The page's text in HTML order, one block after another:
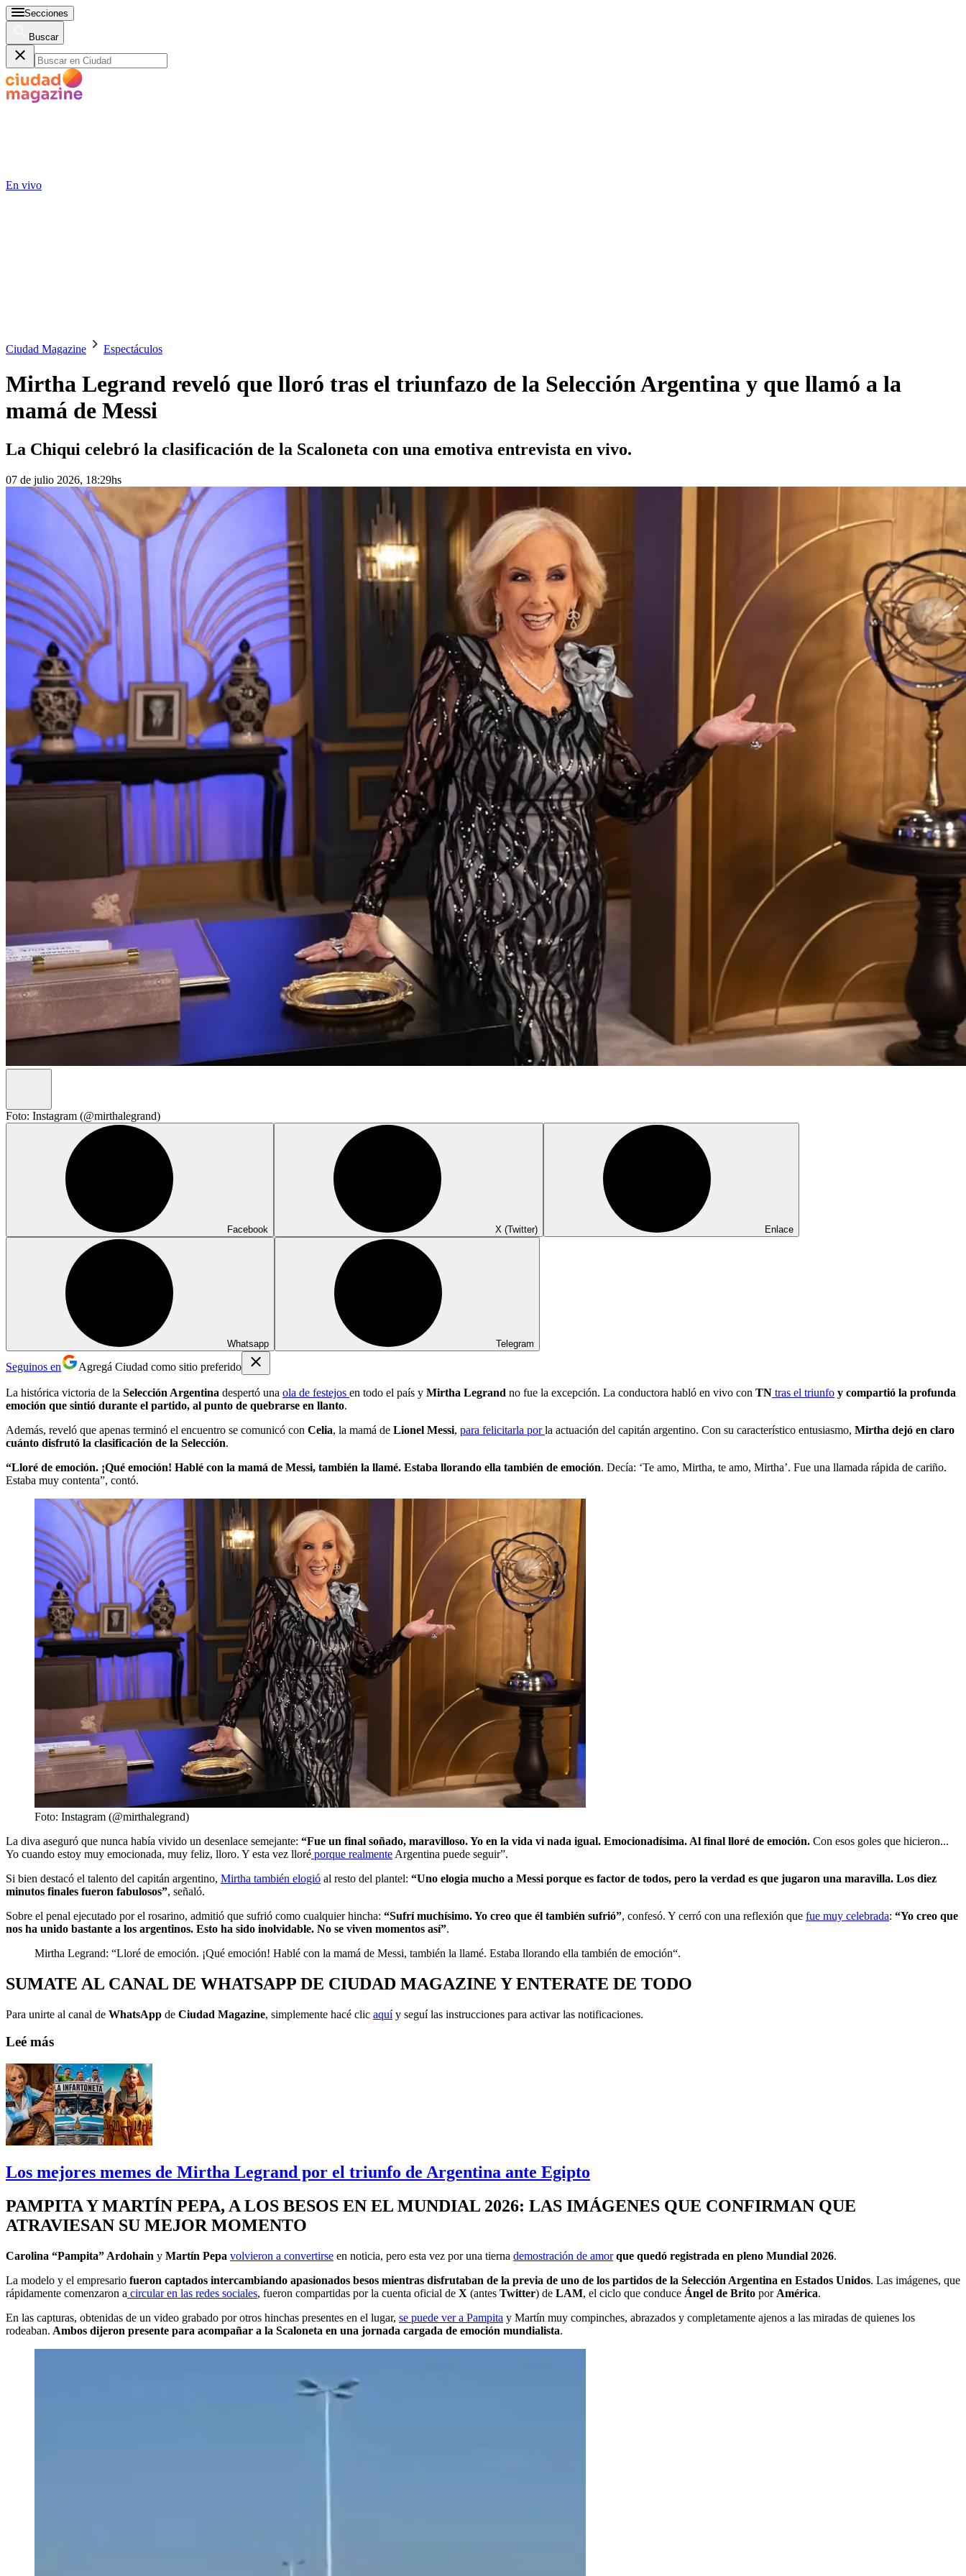
Secciones
Buscar
En vivo
Ciudad Magazine Espectáculos
Mirtha Legrand reveló que lloró tras el triunfazo de la Selección Argentina y que llamó a la
mamá de Messi
La Chiqui celebró la clasificación de la Scaloneta con una emotiva entrevista en vivo.
07 de julio 2026, 18:29hs
Foto: Instagram (@mirthalegrand)
Facebook X (Twitter) Enlace
Whatsapp Telegram
Seguinos en Agregá Ciudad como sitio preferido
La histórica victoria de la Selección Argentina despertó una ola de festejos en todo el país y Mirtha Legrand no fue la excepción. La conductora habló en vivo con TN tras el triunfo y compartió la profunda
emoción que sintió durante el partido, al punto de quebrarse en llanto.
Además, reveló que apenas terminó el encuentro se comunicó con Celia, la mamá de Lionel Messi, para felicitarla porla actuación del capitán argentino. Con su característico entusiasmo, Mirtha dejó en claro
cuánto disfrutó la clasificación de la Selección.
“Lloré de emoción. ¡Qué emoción! Hablé con la mamá de Messi, también la llamé. Estaba llorando ella también de emoción. Decía: ‘Te amo, Mirtha, te amo, Mirtha’. Fue una llamada rápida de cariño.
Estaba muy contenta”, contó.
Foto: Instagram (@mirthalegrand)
La diva aseguró que nunca había vivido un desenlace semejante: “Fue un final soñado, maravilloso. Yo en la vida vi nada igual. Emocionadísima. Al final lloré de emoción. Con esos goles que hicieron...
Yo cuando estoy muy emocionada, muy feliz, lloro. Y esta vez lloré porque realmente Argentina puede seguir”.
Si bien destacó el talento del capitán argentino, Mirtha también elogió al resto del plantel: “Uno elogia mucho a Messi porque es factor de todos, pero la verdad es que jugaron una maravilla. Los diez
minutos finales fueron fabulosos”, señaló.
Sobre el penal ejecutado por el rosarino, admitió que sufrió como cualquier hincha: “Sufrí muchísimo. Yo creo que él también sufrió”, confesó. Y cerró con una reflexión que fue muy celebrada: “Yo creo que
nos ha unido bastante a los argentinos. Esto ha sido inolvidable. No se viven momentos así”.
Mirtha Legrand: “Lloré de emoción. ¡Qué emoción! Hablé con la mamá de Messi, también la llamé. Estaba llorando ella también de emoción“.
SUMATE AL CANAL DE WHATSAPP DE CIUDAD MAGAZINE Y ENTERATE DE TODO
Para unirte al canal de WhatsApp de Ciudad Magazine, simplemente hacé clic aquíy seguí las instrucciones para activar las notificaciones.
Leé más
Los mejores memes de Mirtha Legrand por el triunfo de Argentina ante Egipto
PAMPITA Y MARTÍN PEPA, A LOS BESOS EN EL MUNDIAL 2026: LAS IMÁGENES QUE CONFIRMAN QUE
ATRAVIESAN SU MEJOR MOMENTO
Carolina “Pampita” Ardohain y Martín Pepa volvieron a convertirse en noticia, pero esta vez por una tierna demostración de amor que quedó registrada en pleno Mundial 2026.
La modelo y el empresario fueron captados intercambiando apasionados besos mientras disfrutaban de la previa de uno de los partidos de la Selección Argentina en Estados Unidos. Las imágenes, que
rápidamente comenzaron a circular en las redes sociales, fueron compartidas por la cuenta oficial de X (antes Twitter) de LAM, el ciclo que conduce Ángel de Brito por América.
En las capturas, obtenidas de un video grabado por otros hinchas presentes en el lugar, se puede ver a Pampita y Martín muy compinches, abrazados y completamente ajenos a las miradas de quienes los
rodeaban. Ambos dijeron presente para acompañar a la Scaloneta en una jornada cargada de emoción mundialista.